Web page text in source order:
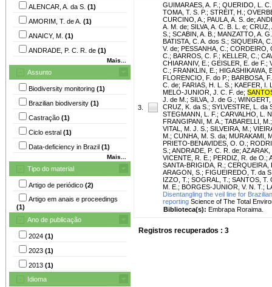
ALENCAR, A. da S. (1)
AMORIM, T. de A. (1)
ANAICY, M. (1)
ANDRADE, P. C. R. de (1)
Mais...
Assunto
Biodiversity monitoring (1)
Brazilian biodiversity (1)
Castração (1)
Ciclo estral (1)
Data-deficiency in Brazil (1)
Mais...
Tipo do material
Artigo de periódico (2)
Artigo em anais e proceedings
(1)
Ano de publicação
2024 (1)
2023 (1)
2013 (1)
Idioma
3.
GUIMARAES, A. F. ; QUERIDO, L. C.
TOMA, T. S. P. ; STREIT, H. ;
CURCINO, A. ; PAULA, A. S. de;
A. M. de; SILVA, A. C. B. L. e; CRUZ,
S. ; SCABIN, A. B. ; MANZATTO, A. G.
BATISTA, C. A. dos S. ; SIQUEIRA,
V. de; PESSANHA, C. ; CORDEIRO,
C. ; BARROS, C. F. ; KELLER, C. ;
CHIARANIV, E. ; GEISLER, E. de F. ;
C. ; FRANKLIN, E. ; HIGASHIKAWA,
FLORENCIO, F. do P. ; BARBOSA,
C. de; FARIAS, H. L. S. ; KAEFER, I.
MELO-JUNIOR, J. C. F. de;
J. de M. ; SILVA, J. de G. ;
CRUZ, K. da S. ; SYLVESTRE, L. da
STEGMANN, L. F. ; CARVALHO, L.
FRANGIPANI, M. A. ; TABARELLI, M.
VITAL, M. J. S. ; SILVEIRA, M. ;
M. ; CUNHA, M. S. da; MURAKAMI,
PRIETO-BENAVIDES, O. O. ;
S. ; ANDRADE, P. C. R. de; AZARAK,
VICENTE, R. E. ; PERDIZ, R. de O. ;
SANTA-BRIGIDA, R. ; CERQUEIRA,
ARAGON, S. ; FIGUEIREDO, T. da
IZZO, T. ; SOGRAL, T. ; SANTOS, T.
M. E. ; BORGES-JUNIOR, V. N. T. ;
Disentangling the veil line for
reporting Science of The Total
Biblioteca(s): Embrapa Roraima.
Registros recuperados : 3